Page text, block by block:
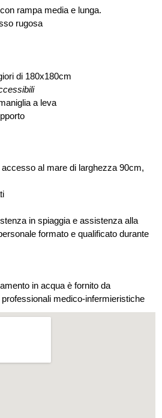
rampa media e lunga.
rugosa
di 180x180cm
a leva
al mare di larghezza 90cm,
in spiaggia e assistenza alla
formato e qualificato durante
in acqua è fornito da
medico-infermieristiche